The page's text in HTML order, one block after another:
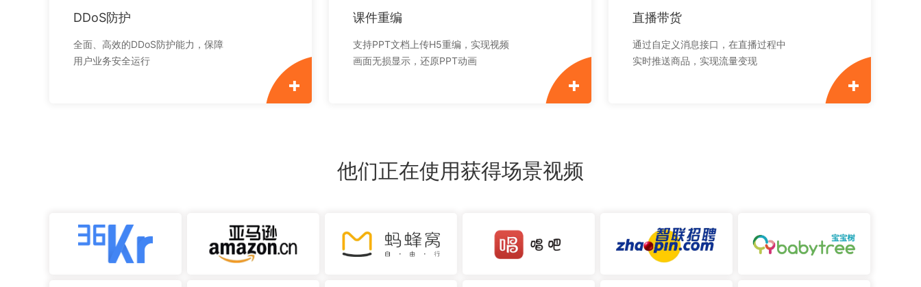
DDoS防护
全面、高效的DDoS防护能力，保障
用户业务安全运行
课件重编
支持PPT文档上传H5重编，实现视频
画面无损显示，还原PPT动画
直播带货
通过自定义消息接口，在直播过程中
实时推送商品，实现流量变现
他们正在使用获得场景视频